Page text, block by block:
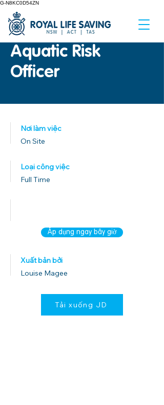
G-N8KC0D54ZN
Aquatic Risk
Officer
Nơi làm việc
On Site
Loại công việc
Full Time
Áp dụng ngay bây giờ
Xuất bản bởi
Louise Magee
Tải xuống JD